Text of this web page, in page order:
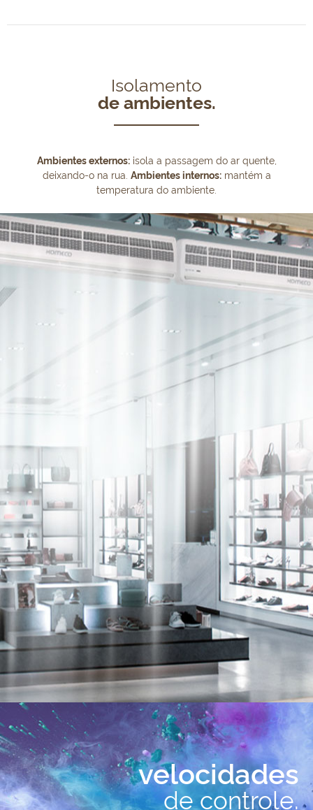
Isolamento
de ambientes.
Ambientes externos:isola a passagem do ar quente,
deixando-o na rua. Ambientes internos:mantém a
temperatura do ambiente.
velocidades
de controle.